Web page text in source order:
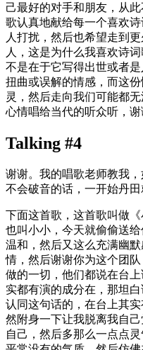
己最好的对手和朋友，从
歌认真地献给每一个喜欢
人打扰，然后也希望走到
人，这是为什么我喜欢诗
不是在于它写得出世或者
扭曲或误解的情感，而这
灵，然后走向我们可能都
心情唱给当代的听众听，谢
Talking #4
谢谢。我的唱歌老师教我
不会破音的话，一开始丹田
下面这首歌，这首歌叫做
也叫小小，今天就偷偷送
温和，然后又这么充满幽
情，然后谢谢你为这个团
做的一切，他们都说在台
实都有演的成分在，那坦
认同这句话的，在台上其
然附身一下让我脱离我自
自己，然后多那么一点点